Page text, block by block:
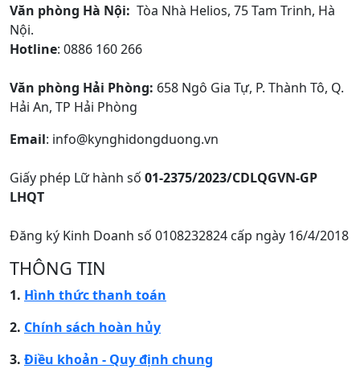
Văn phòng Hà Nội: Tòa Nhà Helios, 75 Tam Trinh, Hà
Nội.
Hotline: 0886 160 266
Văn phòng Hải Phòng: 658 Ngô Gia Tự, P. Thành Tô, Q.
Hải An, TP Hải Phòng
Email: info@kynghidongduong.vn
Giấy phép Lữ hành số 01-2375/2023/CDLQGVN-GP
LHQT
Đăng ký Kinh Doanh số 0108232824 cấp ngày 16/4/2018
THÔNG TIN
1. Hình thức thanh toán
2. Chính sách hoàn hủy
3. Điều khoản - Quy định chung